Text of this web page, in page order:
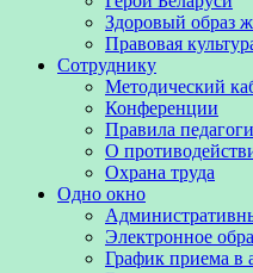
Здоровый образ
Правовая
Сотруднику
Методический
Конференции
Правила
О
Охрана труда
Одно окно
Электронное
График приема в